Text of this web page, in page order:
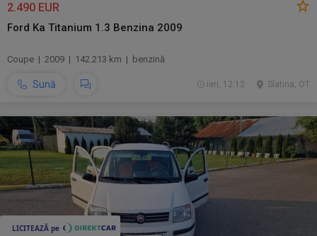
2.490 EUR
Ford Ka Titanium 1.3 Benzina 2009
Coupe | 2009 | 142.213 km | benzină
Sună Slatina, OT
ieri, 12:12